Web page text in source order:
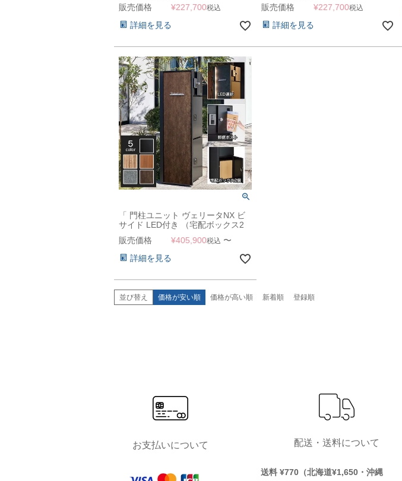
販売価格
¥227,700税込
詳細を見る
販売価格
¥227,700税込
詳細を見る
「 門柱ユニット ヴェリータNX ビ
サイド LED付き （宅配ボックス2
個 + 郵便ポスト + LED照明）」
販売価格 ¥405,900税込 〜
詳細を見る
並び替え 価格が安い順 価格が高い順 新着順 登録順
お支払いについて 配送・送料について
送料 ¥770（北海道¥1,650・沖縄